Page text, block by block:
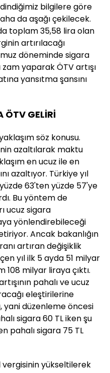
bilgilere göre
da aşağı çekilecek.
toplam 35,58 lira olan
artırılacağı
döneminde sigara
yaparak ÖTV artışı
yansıtma şansını
ÖTV GELİRİ
söz konusu.
azaltılarak maktu
en ucuz ile en
azaltıyor. Türkiye yıl
63'ten yüzde 57'ye
Bu yöntem de
ucuz sigara
yönlendirebileceği
Ancak bakanlığın
artıran değişiklik
yıl ilk 5 ayda 51 milyar
108 milyar liraya çıktı.
pahalı ve ucuz
eleştirilerine
yani düzenleme öncesi
sigara 60 TL iken şu
pahalı sigara 75 TL
yükseltilerek